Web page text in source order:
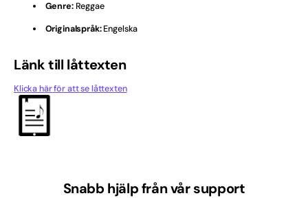
Genre:Reggae
Originalspråk:Engelska
Länk till låttexten
Klicka här för att se låttexten
Snabb hjälp från vår support